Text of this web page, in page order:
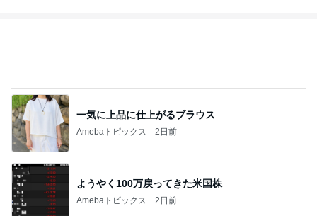
ようやく100万戻ってきた米国株
Amebaトピックス 2日前
1人予約でまさかの無断キャンセル
Amebaトピックス 2日前